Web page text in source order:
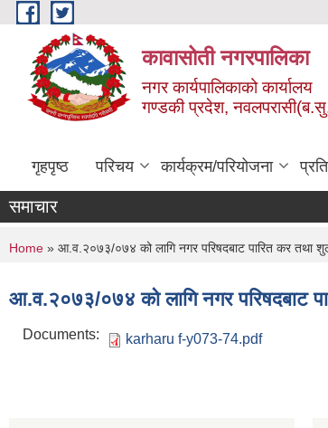
Skip to main content
कावासोती नगरपालिका
नगर कार्यपालिकाको कार्यालय
गण्डकी प्रदेश,
गृहपृष्ठ परिचय कार्यक्रम/परियोजना
समाचार
You are here
Home » आ.व.२०७३/०७४ को लागि नगर परिषदबाट पारित कर तथा
आ.व.२०७३/०७४ को लागि नगर परिषदबाट
Documents: karharu f-y073-74.pdf